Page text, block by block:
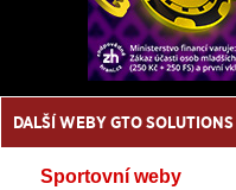
DALŠÍ WEBY GTO SOLUTIONS
Sportovní weby